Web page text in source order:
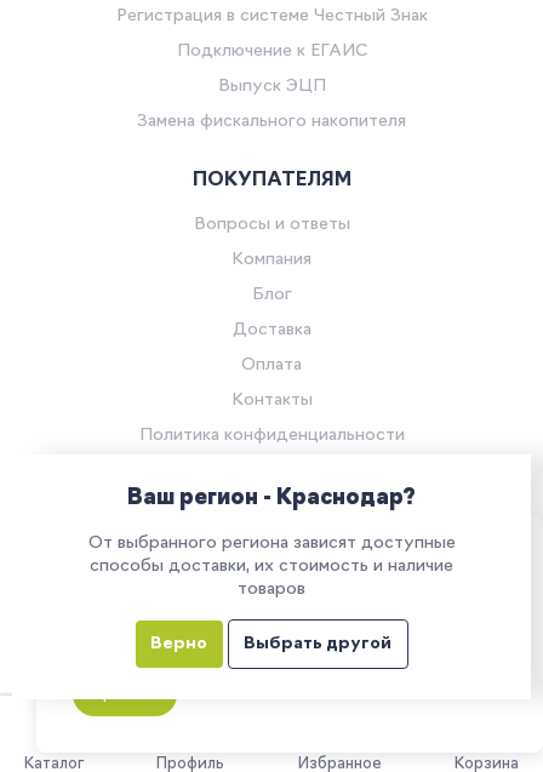
Каталог Профиль Избранное Корзина
Регистрация в системе Честный Знак
Подключение к ЕГАИС
Выпуск ЭЦП
Замена фискального накопителя
ПОКУПАТЕЛЯМ
Вопросы и ответы
Компания
Блог
Доставка
Оплата
Контакты
Политика конфиденциальности
Все права защищены.
Все указанные на сайте цены носят информационный характер и
не являются публичной офертой (ст. 437 ГК РФ)
Наш сайт использует куки. Продолжая им
пользоваться, вы соглашаетесь на обработку
персональных данных в соответствии с
политикой конфиденциальности
Ваш регион - Краснодар?
От выбранного региона зависят доступные
способы доставки, их стоимость и наличие
товаров
Верно Выбрать другой